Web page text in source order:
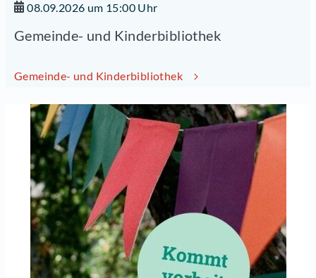
08.09.2026 um 15:00 Uhr
Gemeinde- und Kinderbibliothek
Gemeinde- und Kinderbibliothek